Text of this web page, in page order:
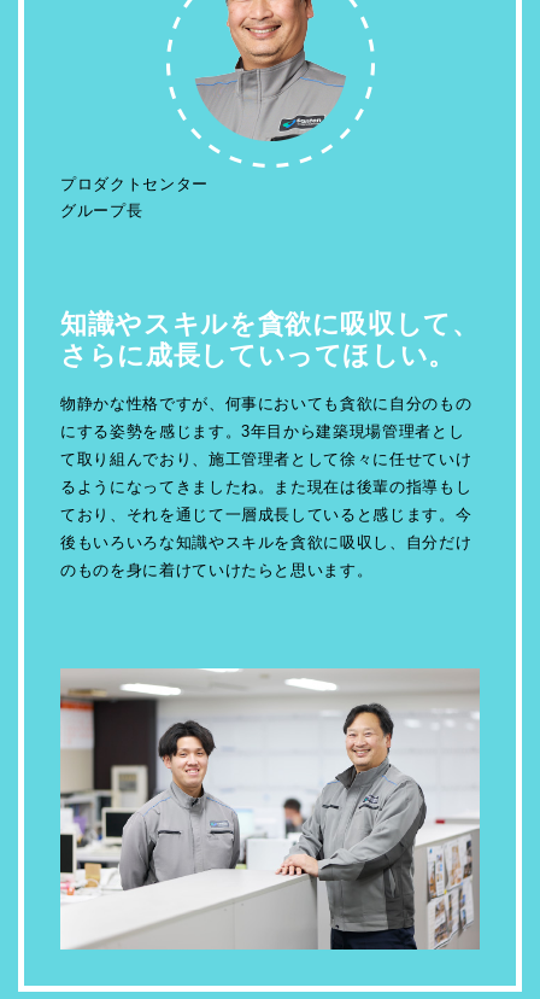
プロダクトセンター
グループ長
知識やスキルを貪欲に吸収して、
さらに成長していってほしい。
物静かな性格ですが、何事においても貪欲に自分のもの
にする姿勢を感じます。3年目から建築現場管理者とし
て取り組んでおり、施工管理者として徐々に任せていけ
るようになってきましたね。また現在は後輩の指導もし
ており、それを通じて一層成長していると感じます。今
後もいろいろな知識やスキルを貪欲に吸収し、自分だけ
のものを身に着けていけたらと思います。